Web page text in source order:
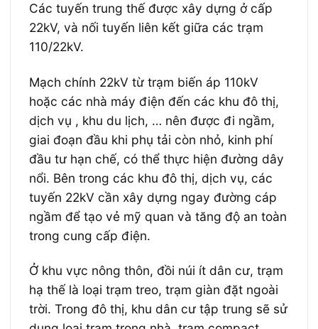
Các tuyến trung thế được xây dựng ở cấp
22kV, và nối tuyến liên kết giữa các trạm
110/22kV.
Mạch chính 22kV từ trạm biến áp 110kV
hoặc các nhà máy điện đến các khu đô thị,
dịch vụ , khu du lịch, … nên được đi ngầm,
giai đoạn đầu khi phụ tải còn nhỏ, kinh phí
đầu tư hạn chế, có thể thực hiện đường dây
nổi. Bên trong các khu đô thị, dịch vụ, các
tuyến 22kV cần xây dựng ngay đường cáp
ngầm để tạo vẻ mỹ quan và tăng độ an toàn
trong cung cấp điện.
Ở khu vực nông thôn, đồi núi ít dân cư, trạm
hạ thế là loại trạm treo, trạm giàn đặt ngoài
trời. Trong đô thị, khu dân cư tập trung sẽ sử